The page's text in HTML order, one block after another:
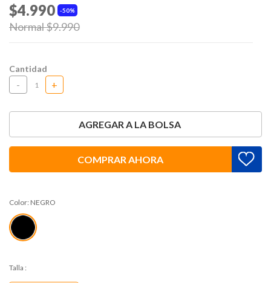
50%
$4.990
Price reduced from
Normal $9.990to
Cantidad
- +
AGREGAR A LA BOLSA
COMPRAR AHORA
Color: NEGRO
Talla :